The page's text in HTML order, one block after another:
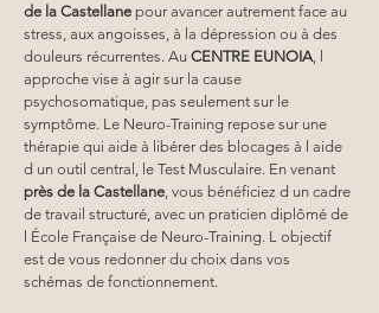
de la Castellane pour avancer autrement face au
stress, aux angoisses, à la dépression ou à des
douleurs récurrentes. Au CENTRE EUNOIA , l
approche vise à agir sur la cause
psychosomatique, pas seulement sur le
symptôme. Le Neuro-Training repose sur une
thérapie qui aide à libérer des blocages à l aide
d un outil central, le Test Musculaire. En venant
près de la Castellane , vous bénéficiez d un cadre
de travail structuré, avec un praticien diplômé de
l École Française de Neuro-Training. L objectif
est de vous redonner du choix dans vos
schémas de fonctionnement.